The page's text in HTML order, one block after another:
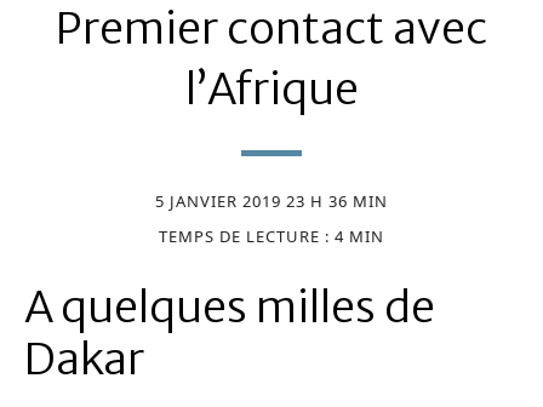
Premier contact avec
l’Afrique
5 JANVIER 2019 23 H 36 MIN
TEMPS DE LECTURE : 4 MIN
A quelques milles de
Dakar